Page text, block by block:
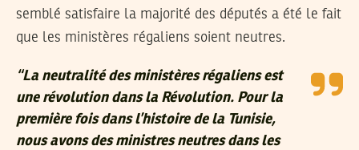
semblé satisfaire la majorité des députés a été le fait
que les ministères régaliens soient neutres.
“La neutralité des ministères régaliens est
une révolution dans la Révolution. Pour la
première fois dans l’histoire de la Tunisie,
nous avons des ministres neutres dans les